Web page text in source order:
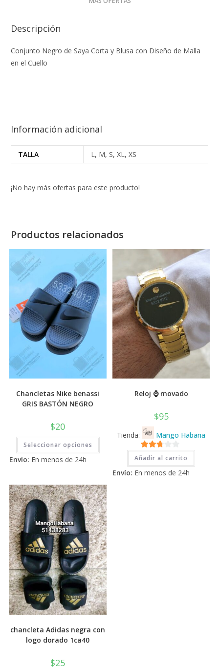
Descripción
Conjunto Negro de Saya Corta y Blusa con Diseño de Malla
en el Cuello
Información adicional
TALLA L, M, S, XL, XS
¡No hay más ofertas para este producto!
Productos relacionados
Chancletas Nike benassi
GRIS BASTÓN NEGRO
$20
Seleccionar opciones
Este
tiene
variantes.
se
pueden
elegir
en
la
página
de
producto
Envío: En menos de 24h
Reloj ⌚ movado
$95
Tienda: Mango Habana
2.71
de 5
Añadir al carrito
Envío: En menos de 24h
chancleta Adidas negra con
logo dorado 1ca40
$25